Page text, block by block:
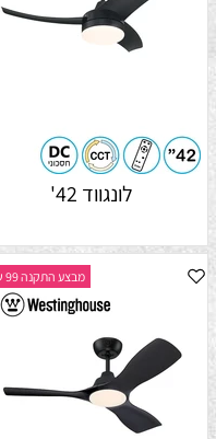
לונגווד 42'
מבצע התקנה 99 ש"ח